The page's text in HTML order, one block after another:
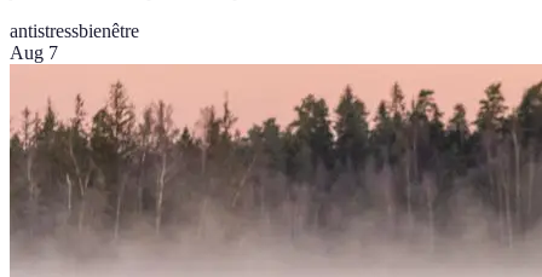
antistressbienêtre
Aug 7